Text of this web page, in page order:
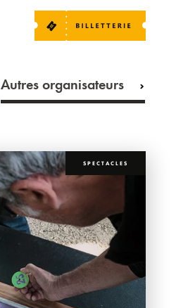
Autres organisateurs
SPECTACLES